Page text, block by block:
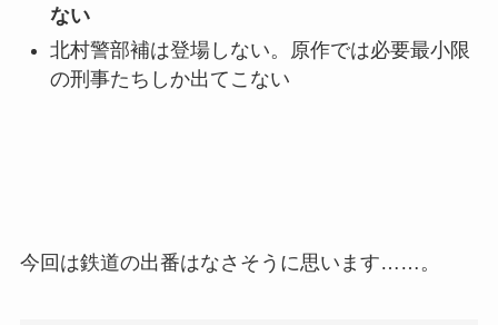
ない
北村警部補は登場しない。原作では必要最小限
の刑事たちしか出てこない
今回は鉄道の出番はなさそうに思います……。